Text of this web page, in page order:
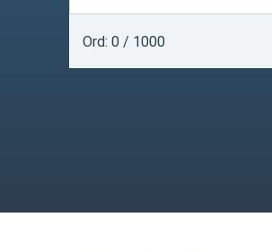
Ord: 0 / 1000